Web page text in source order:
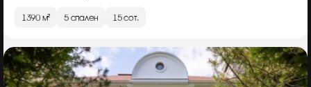
1390 м² 5 спален 15 сот.